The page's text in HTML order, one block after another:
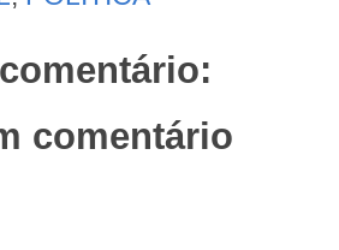
comentário